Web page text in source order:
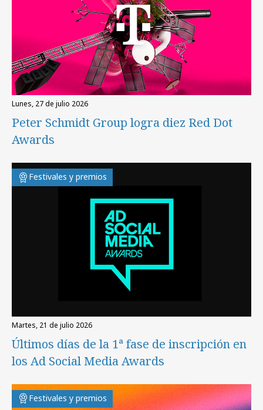
lunes, 27 de julio 2026
Peter Schmidt Group logra diez Red Dot
Awards
Festivales y premios
martes, 21 de julio 2026
Últimos días de la 1ª fase de inscripción en
los Ad Social Media Awards
Festivales y premios